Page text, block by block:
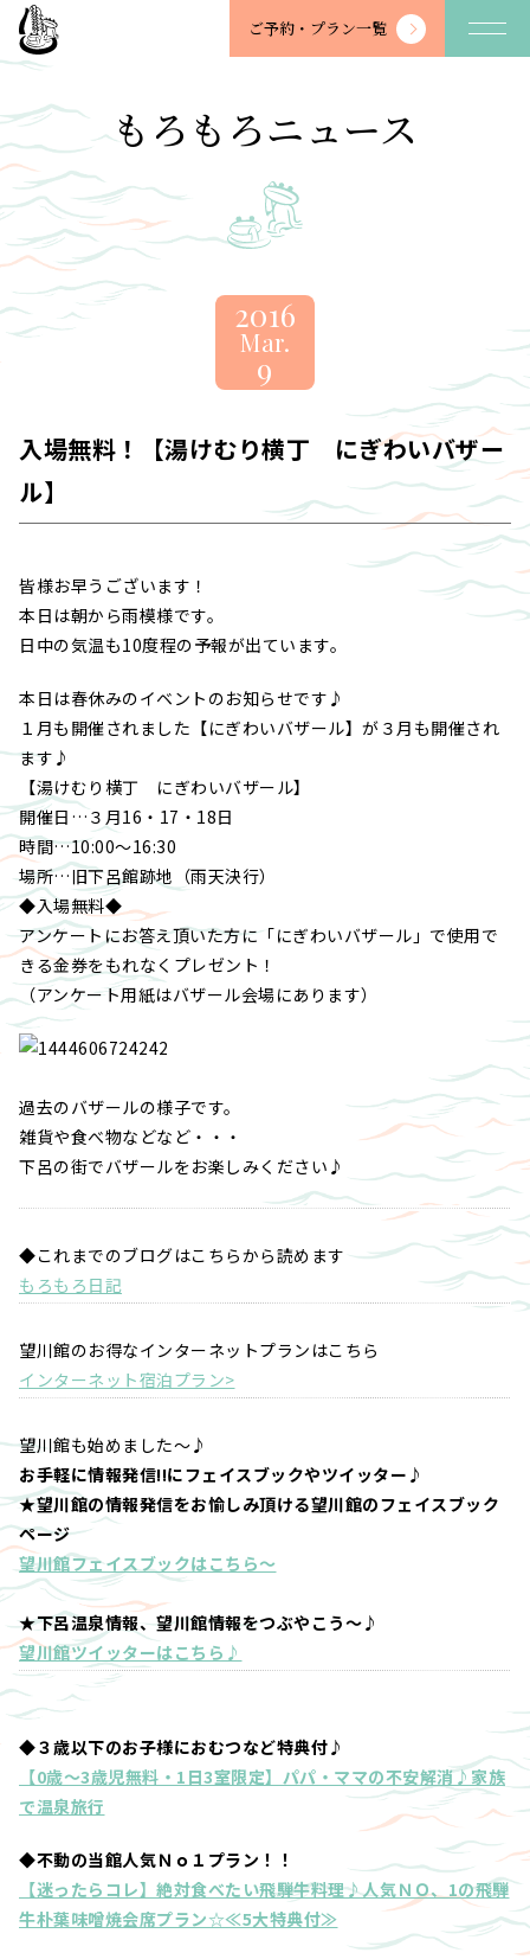
望
川
-
BOSENKAN
ご予約・ プラン一覧
もろもろニュース
2016
Mar.
9
入場無料！【湯けむり横丁 にぎわいバザー
ル】
皆様お早うございます！
本日は朝から雨模様です。
日中の気温も10度程の予報が出ています。
本日は春休みのイベントのお知らせです♪
１月も開催されました【にぎわいバザール】が３月も開催され
ます♪
【湯けむり横丁 にぎわいバザール】
開催日…３月16・17・18日
時間…10:00～16:30
場所…旧下呂館跡地（雨天決行）
◆入場無料◆
アンケートにお答え頂いた方に「にぎわいバザール」で使用で
きる金券をもれなくプレゼント！
（アンケート用紙はバザール会場にあります）
過去のバザールの様子です。
雑貨や食べ物などなど・・・
下呂の街でバザールをお楽しみください♪
◆これまでのブログはこちらから読めます
もろもろ日記
望川館のお得なインターネットプランはこちら
インターネット宿泊プラン>
望川館も始めました～♪
お手軽に情報発信!!にフェイスブックやツイッター♪
★望川館の情報発信をお愉しみ頂ける望川館のフェイスブック
ページ
望川館フェイスブックはこちら～
★下呂温泉情報、望川館情報をつぶやこう～♪
望川館ツイッターはこちら♪
◆３歳以下のお子様におむつなど特典付♪
【0歳～3歳児無料・1日3室限定】パパ・ママの不安解消♪家族
で温泉旅行
◆不動の当館人気Ｎｏ１プラン！！
【迷ったらコレ】絶対食べたい飛騨牛料理♪人気ＮＯ、1の飛騨
牛朴葉味噌焼会席プラン☆≪5大特典付≫